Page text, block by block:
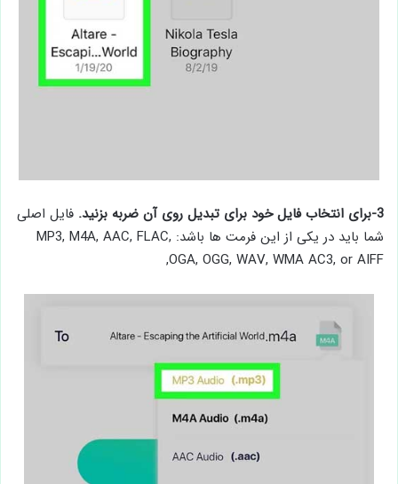
3-برای انتخاب فایل خود برای تبدیل روی آن ضربه بزنید.
فایل اصلی
شما باید در یکی از این فرمت ها باشد: MP3, M4A, AAC, FLAC,
OGA, OGG, WAV, WMA AC3, or AIFF,